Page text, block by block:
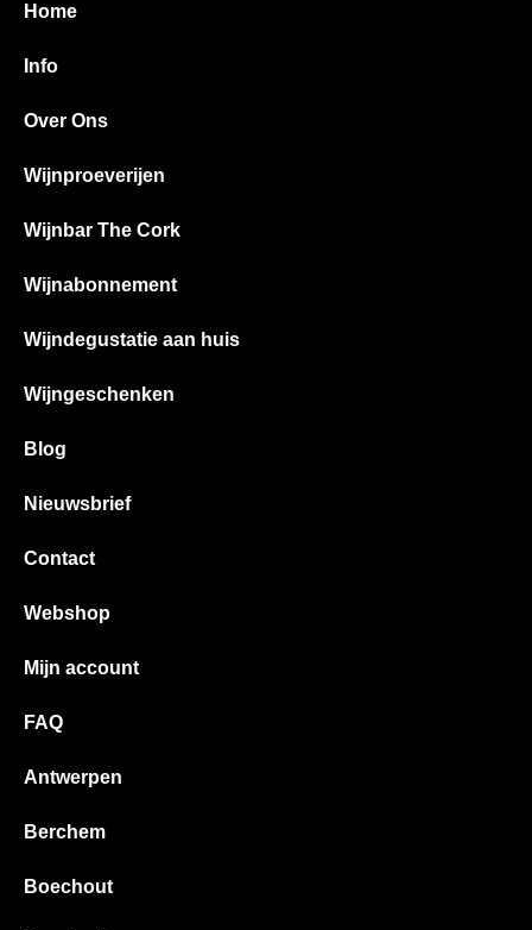
Home
Info
Over Ons
Wijnproeverijen
Wijnbar The Cork
Wijnabonnement
Wijndegustatie aan huis
Wijngeschenken
Blog
Nieuwsbrief
Contact
Webshop
Mijn account
FAQ
Antwerpen
Berchem
Boechout